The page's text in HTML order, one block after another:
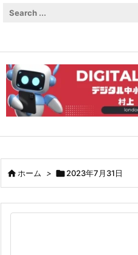
ホーム > 2023年7月31日